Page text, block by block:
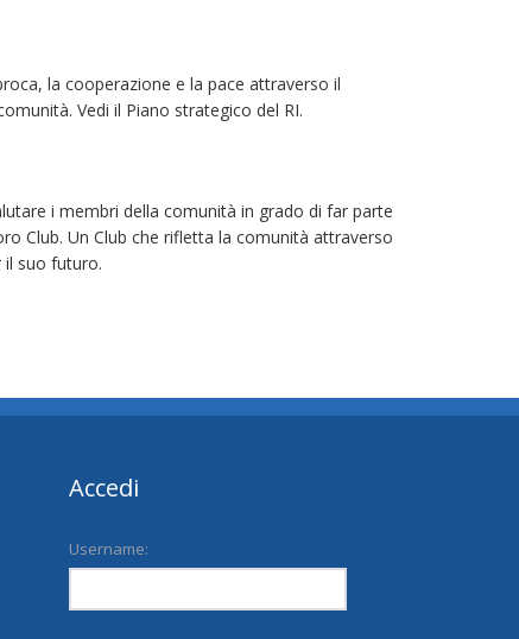
la cooperazione e la pace attraverso il
Vedi il Piano strategico del RI.
i membri della comunità in grado di far parte
Club. Un Club che rifletta la comunità attraverso
il suo futuro.
Accedi
Username: